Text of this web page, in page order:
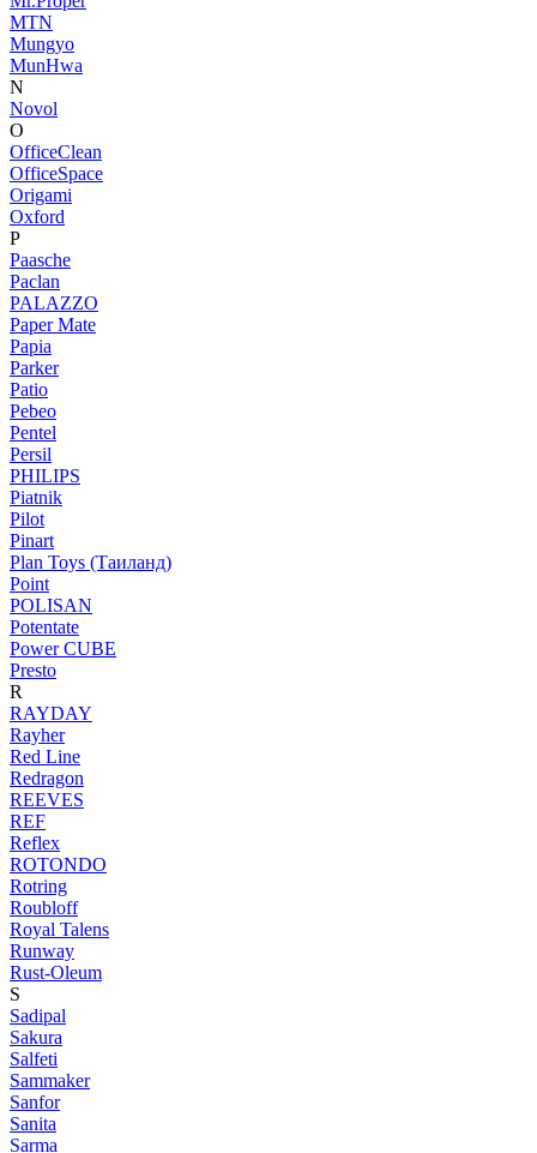
MTN
Mungyo
MunHwa
N
Novol
O
OfficeClean
OfficeSpace
Origami
Oxford
P
Paasche
Paclan
PALAZZO
Paper Mate
Papia
Parker
Patio
Pebeo
Pentel
Persil
PHILIPS
Piatnik
Pilot
Pinart
Plan Toys (Таиланд)
Point
POLISAN
Potentate
Power CUBE
Presto
R
RAYDAY
Rayher
Red Line
Redragon
REEVES
REF
Reflex
ROTONDO
Rotring
Roubloff
Royal Talens
Runway
Rust-Oleum
S
Sadipal
Sakura
Salfeti
Sammaker
Sanfor
Sanita
Sarma